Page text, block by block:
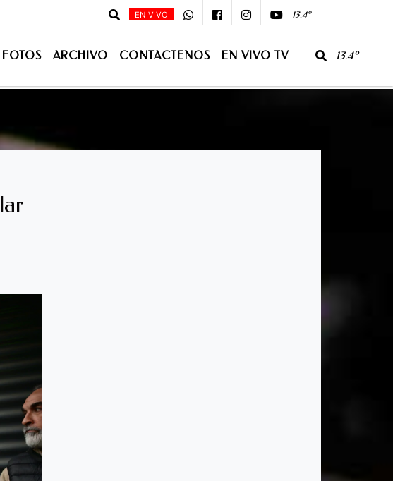
VIERNES DESDE LA 07:00 - 08 :00 - Primera Edición - 10:00 - 13:00 Segunda Edición -
EN VIVO 13.4º
EN VIVO TV
FOTOS ARCHIVO CONTACTENOS EN VIVO TV 13.4º